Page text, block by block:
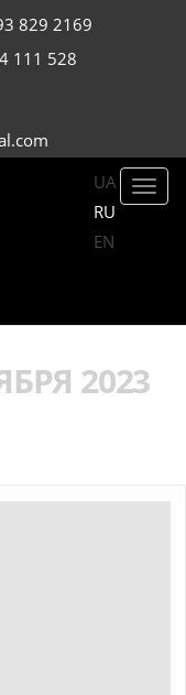
829 2169
111 528
UA
RU
EN
2023